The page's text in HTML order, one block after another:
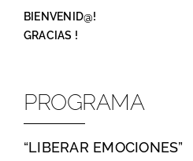
BIENVENID@!
GRACIAS !
PROGRAMA
“LIBERAR EMOCIONES”